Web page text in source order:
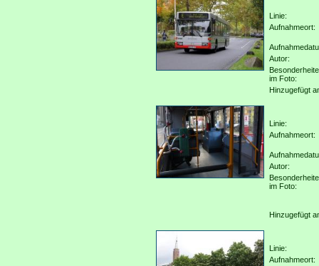
Linie:
Aufnahmeort:
Autor:
im Foto:
Hinzugefügt
Linie:
Aufnahmeort:
Autor:
im Foto:
Hinzugefügt
Linie:
Aufnahmeort: